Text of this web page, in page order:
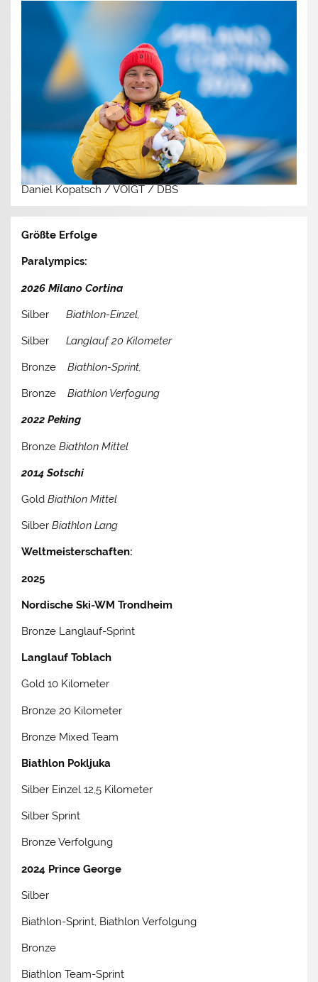
Daniel Kopatsch / VOIGT / DBS
Größte Erfolge
Paralympics:
2026 Milano Cortina
SilberBiathlon-Einzel,
SilberLanglauf 20 Kilometer
BronzeBiathlon-Sprint,
BronzeBiathlon Verfogung
2022 Peking
BronzeBiathlon Mittel
2014 Sotschi
GoldBiathlon Mittel
SilberBiathlon Lang
Weltmeisterschaften:
2025
Nordische Ski-WM Trondheim
Bronze Langlauf-Sprint
Langlauf Toblach
Gold 10 Kilometer
Br0nze 20 Kilometer
Bronze Mixed Team
Biathlon Pokljuka
Silber Einzel 12,5 Kilometer
Silber Sprint
Bronze Verfolgung
2024 Prince George
Silber
Biathlon-Sprint, Biathlon Verfolgung
Bronze
Biathlon Team-Sprint